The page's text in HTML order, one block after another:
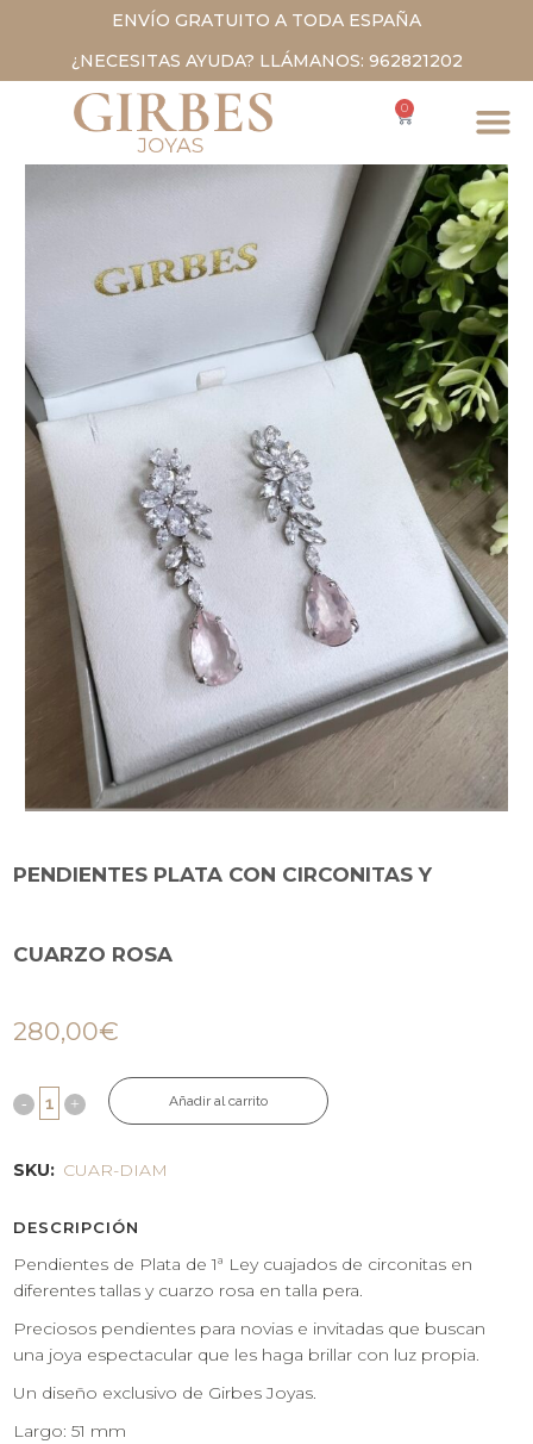
ENVÍO GRATUITO A TODA ESPAÑA
¿NECESITAS AYUDA? LLÁMANOS: 962821202
0
PENDIENTES PLATA CON CIRCONITAS Y
CUARZO ROSA
280,00€
Añadir al carrito
SKU: CUAR-DIAM
DESCRIPCIÓN
Pendientes de Plata de 1ª Ley cuajados de circonitas en
diferentes tallas y cuarzo rosa en talla pera.
Preciosos pendientes para novias e invitadas que buscan
una joya espectacular que les haga brillar con luz propia.
Un diseño exclusivo de Girbes Joyas.
Largo: 51 mm